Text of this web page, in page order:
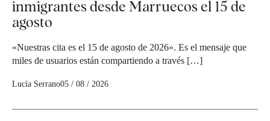
inmigrantes desde Marruecos el 15 de
agosto
«Nuestras cita es el 15 de agosto de 2026». Es el mensaje que
miles de usuarios están compartiendo a través […]
Lucía Serrano05 / 08 / 2026